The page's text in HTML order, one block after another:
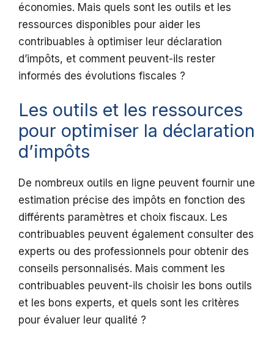
économies. Mais quels sont les outils et les
ressources disponibles pour aider les
contribuables à optimiser leur déclaration
d’impôts, et comment peuvent-ils rester
informés des évolutions fiscales ?
Les outils et les ressources
pour optimiser la déclaration
d’impôts
De nombreux outils en ligne peuvent fournir une
estimation précise des impôts en fonction des
différents paramètres et choix fiscaux. Les
contribuables peuvent également consulter des
experts ou des professionnels pour obtenir des
conseils personnalisés. Mais comment les
contribuables peuvent-ils choisir les bons outils
et les bons experts, et quels sont les critères
pour évaluer leur qualité ?